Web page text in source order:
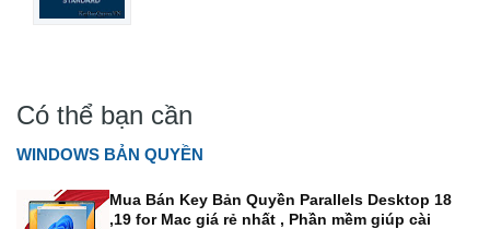
Có thể bạn cần
WINDOWS BẢN QUYỀN
Mua Bán Key Bản Quyền Parallels Desktop 18
,19 for Mac giá rẻ nhất , Phần mềm giúp cài